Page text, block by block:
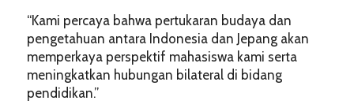
“Kami percaya bahwa pertukaran budaya dan
pengetahuan antara Indonesia dan Jepang akan
memperkaya perspektif mahasiswa kami serta
meningkatkan hubungan bilateral di bidang
pendidikan.”